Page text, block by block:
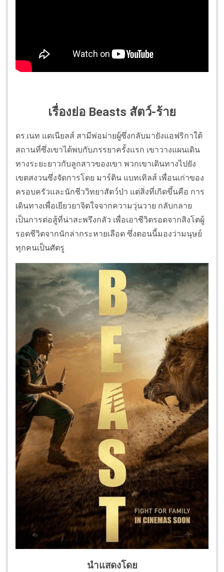
เรื่องย่อ Beasts สัตว์-ร้าย
ดร.เนท แดเนียลส์ สามีพ่อม่ายผู้ซึ่งกลับมายังแอฟริกาใต้
สถานที่ซึ่งเขาได้พบกับภรรยาครั้งแรก เขาวางแผนเดิน
ทางระยะยาวกับลูกสาวของเขา พวกเขาเดินทางไปยัง
เขตสงวนซึ่งจัดการโดย มาร์ติน แบทเทิลส์ เพื่อนเก่าของ
ครอบครัวและนักชีววิทยาสัตว์ป่า แต่สิ่งที่เกิดขึ้นคือ การ
เดินทางเพื่อเยียวยาจิตใจจากความวุ่นวาย กลับกลาย
เป็นการต่อสู้ที่น่าสะพรึงกลัว เพื่อเอาชีวิตรอดจากสิงโตผู้
รอดชีวิตจากนักล่ากระหายเลือด ซึ่งตอนนี้มองว่ามนุษย์
ทุกคนเป็นศัตรู
นำแสดงโดย